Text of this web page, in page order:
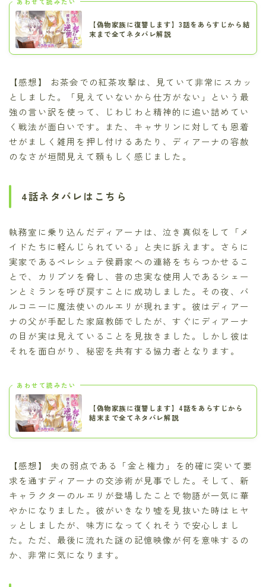
【偽物家族に復讐します】3話をあらすじから結
末まで全てネタバレ解説
【感想】 お茶会での紅茶攻撃は、見ていて非常にスカッ
としました。「見えていないから仕方がない」という最
強の言い訳を使って、じわじわと精神的に追い詰めてい
く戦法が面白いです。また、キャサリンに対しても恩着
せがましく雑用を押し付けるあたり、ディアーナの容赦
のなさが垣間見えて頼もしく感じました。
4話ネタバレはこちら
執務室に乗り込んだディアーナは、泣き真似をして「メ
イドたちに軽んじられている」と夫に訴えます。さらに
実家であるペレシュテ侯爵家への連絡をちらつかせるこ
とで、カリプソを脅し、昔の忠実な使用人であるシェー
ンとミランを呼び戻すことに成功しました。その夜、バ
ルコニーに魔法使いのルエリが現れます。彼はディアー
ナの父が手配した家庭教師でしたが、すぐにディアーナ
の目が実は見えていることを見抜きました。しかし彼は
それを面白がり、秘密を共有する協力者となります。
あわせて読みたい
【偽物家族に復讐します】4話をあらすじから
結末まで全てネタバレ解説
【感想】 夫の弱点である「金と権力」を的確に突いて要
求を通すディアーナの交渉術が見事でした。そして、新
キャラクターのルエリが登場したことで物語が一気に華
やかになりました。彼がいきなり嘘を見抜いた時はヒヤ
ッとしましたが、味方になってくれそうで安心しまし
た。ただ、最後に流れた謎の記憶映像が何を意味するの
か、非常に気になります。